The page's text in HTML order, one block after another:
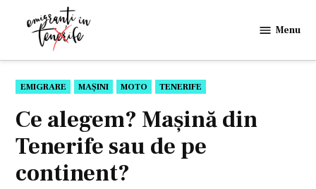
in
Menu
POSTED
IN
EMIGRARE MAŞINI MOTO TENERIFE
Ce alegem? Maşină din
Tenerife sau de pe
continent?